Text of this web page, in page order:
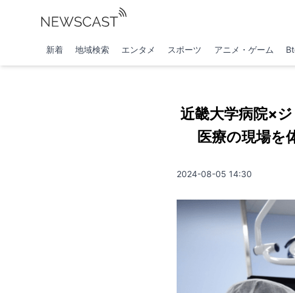
新着 地域検索 エンタメ スポーツ アニメ・ゲーム
近畿大学病院×
医療の現場を
2024-08-05 14:30